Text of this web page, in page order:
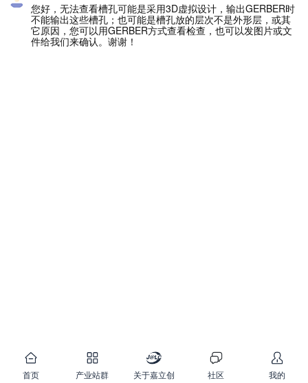
您好，无法查看槽孔可能是采用3D虚拟设计，输出GERBER时
不能输出这些槽孔；也可能是槽孔放的层次不是外形层，或其
它原因，您可以用GERBER方式查看检查，也可以发图片或文
件给我们来确认。谢谢！
首页 产业站群 关于嘉立创 社区 我的